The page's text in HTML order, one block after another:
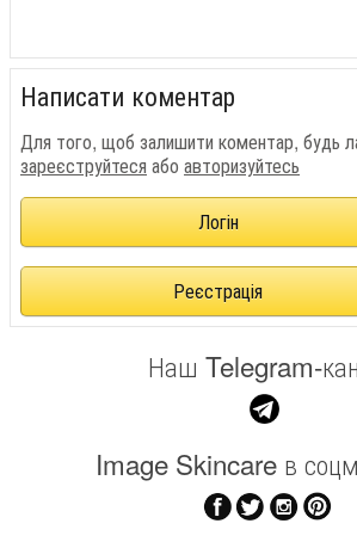
Написати коментар
Для того, щоб залишити коментар, будь
зареєструйтеся або авторизуйтесь
Логін
Реєстрація
Наш Telegram-
Image Skincare в